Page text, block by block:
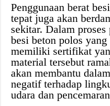
Penggunaan berat
tepat juga akan
sekitar. Dalam proses
besi beton polos
memiliki sertifikat
material tersebut
akan membantu
negatif terhadap
udara dan